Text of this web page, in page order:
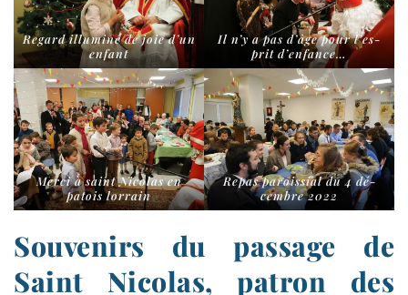
Regard illu­mi­né de joie d’un
enfant
Il n’y a pas d’âge pour l’es­
prit d’enfance…
Merci à saint Nicolas en
patois lorrain
Repas parois­sial du 4 dé­
cembre 2022
Souvenirs du passage de
Saint Nicolas, patron des